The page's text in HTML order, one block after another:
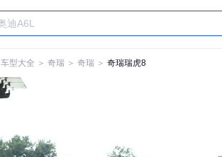
车型大全 ＞ 奇瑞 ＞ 奇瑞 ＞ 奇瑞瑞虎8